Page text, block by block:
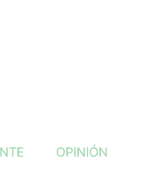
OPINIÓN